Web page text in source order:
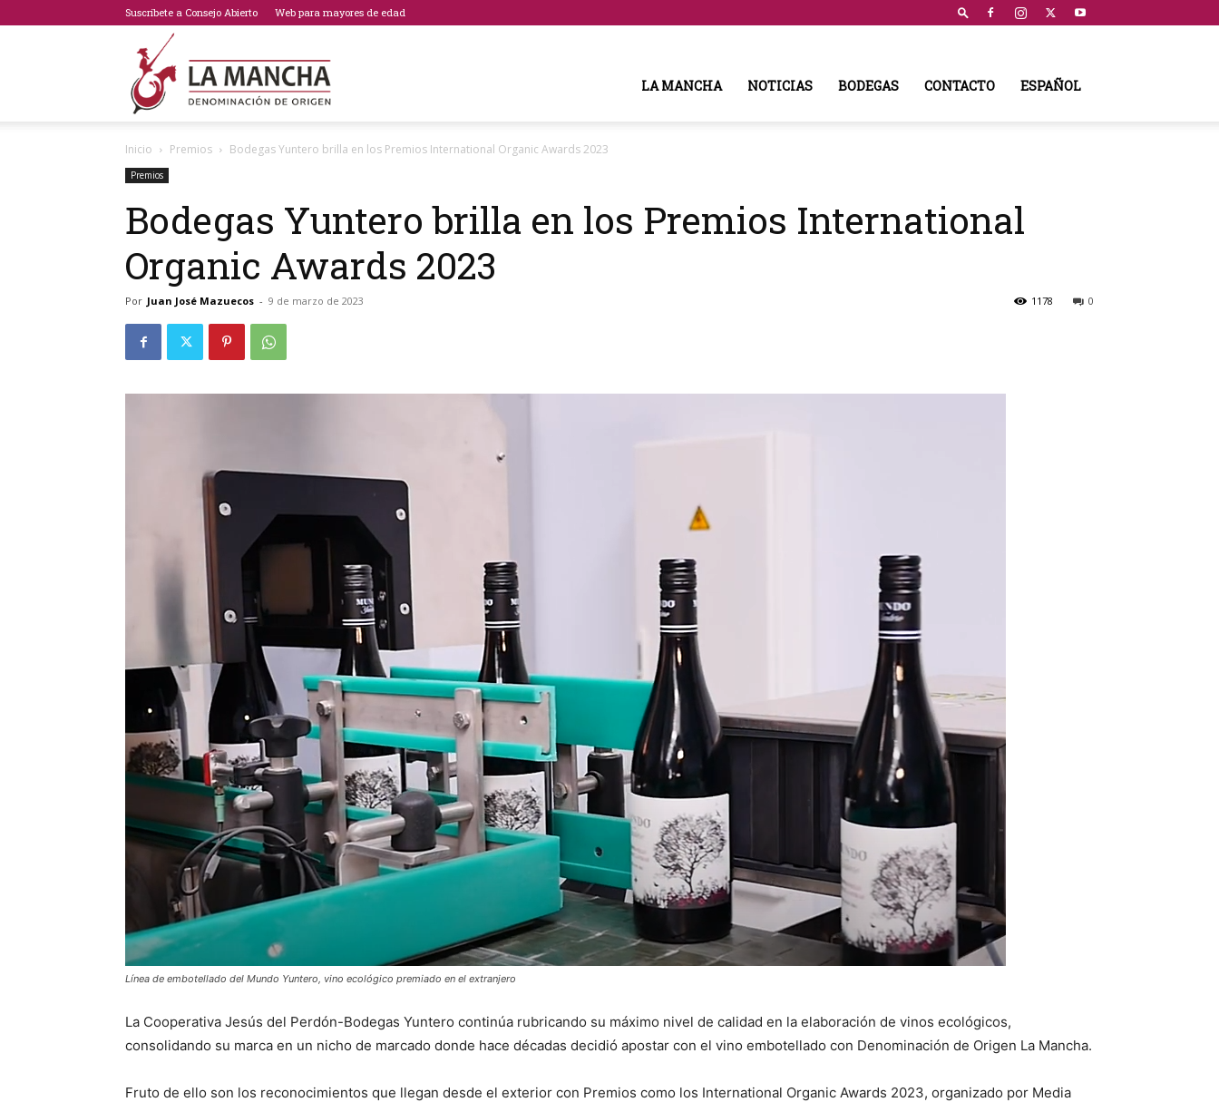
Suscríbete a Consejo Abierto Web para mayores de edad
La
LA MANCHA NOTICIAS BODEGAS CONTACTO ESPAÑOL
Inicio Premios Bodegas Yuntero brilla en los Premios International Organic Awards 2023
Premios
Bodegas Yuntero brilla en los Premios International
Organic Awards 2023
Por Juan José Mazuecos - 9 de marzo de 2023 0
1178
Línea de embotellado del Mundo Yuntero, vino ecológico premiado en el extranjero
La Cooperativa Jesús del Perdón-Bodegas Yuntero continúa rubricando su máximo nivel de calidad en la elaboración de vinos ecológicos,
consolidando su marca en un nicho de marcado donde hace décadas decidió apostar con el vino embotellado con Denominación de Origen La Mancha.
Fruto de ello son los reconocimientos que llegan desde el exterior con Premios como los International Organic Awards 2023, organizado por Media